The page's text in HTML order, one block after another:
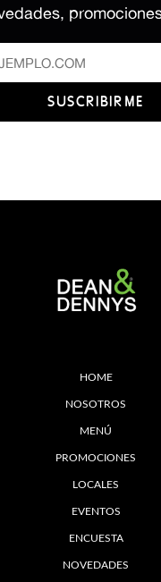
SUSCRIBIRME
HOME
NOSOTROS
MENÚ
PROMOCIONES
LOCALES
EVENTOS
ENCUESTA
NOVEDADES